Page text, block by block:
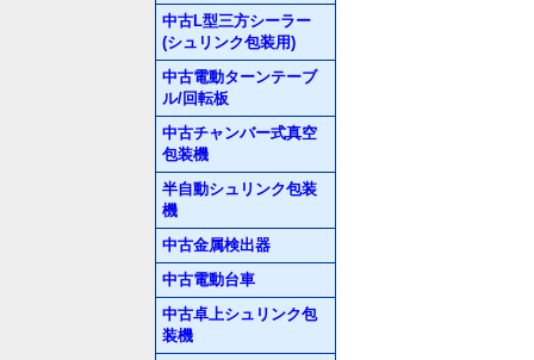
中古L型三方シーラー
(シュリンク包装用)
中古電動ターンテーブ
ル/回転板
中古チャンバー式真空
包装機
半自動シュリンク包装
機
中古金属検出器
中古電動台車
中古卓上シュリンク包
装機